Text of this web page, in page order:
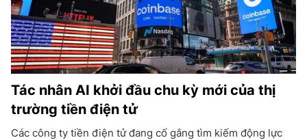
Tác nhân AI khởi đầu chu kỳ mới của thị
trường tiền điện tử
Các công ty tiền điện tử đang cố gắng tìm kiếm động lực